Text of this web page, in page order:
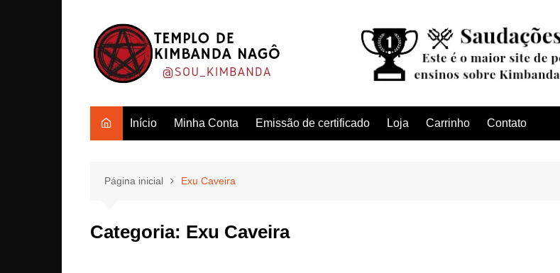
Início Minha Conta Emissão de certificado Loja Carrinho Contato
Página inicial Exu Caveira
Categoria: Exu Caveira